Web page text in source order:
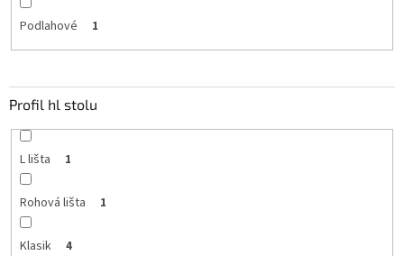
Podlahové 1
Profil hl stolu
L lišta 1
Rohová lišta 1
Klasik 4